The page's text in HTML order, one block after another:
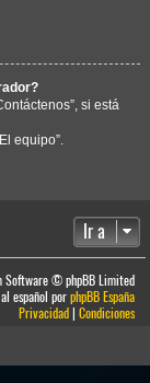
si está
equipo”.
Ir a
© phpBB Limited
español porphpBB España
Privacidad|Condiciones